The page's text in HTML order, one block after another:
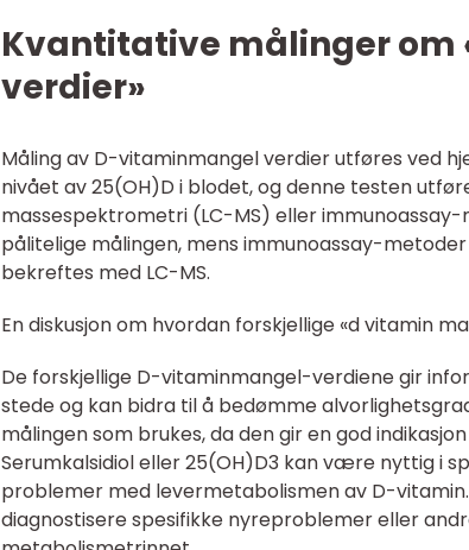
Kvantitative målinger om
verdier»
Måling av D-vitaminmangel verdier utføres ved
nivået av 25(OH)D i blodet, og denne testen
massespektrometri (LC-MS) eller
pålitelige målingen, mens immunoassay-
bekreftes med LC-MS.
En diskusjon om hvordan forskjellige «d vitamin
De forskjellige D-vitaminmangel-verdiene gir
stede og kan bidra til å bedømme
målingen som brukes, da den gir en god
Serumkalsidiol eller 25(OH)D3 kan være nyttig i
problemer med levermetabolismen av D-
diagnostisere spesifikke nyreproblemer eller